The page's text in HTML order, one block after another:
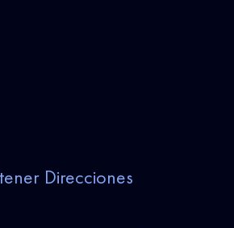
Direcciones